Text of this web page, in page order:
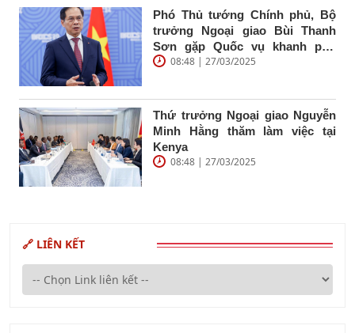
ASEAN lần thứ hai
Phó Thủ tướng Chính phủ, Bộ
trưởng Ngoại giao Bùi Thanh
Sơn gặp Quốc vụ khanh phụ
trách ngoại giao, môi trường và
08:48 | 27/03/2025
Thứ trưởng Ngoại giao Nguyễn
Minh Hằng thăm làm việc tại
Kenya
08:48 | 27/03/2025
🔗 LIÊN KẾT